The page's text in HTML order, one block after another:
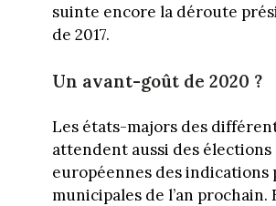
suinte encore la déroute
de 2017.
Un avant-goût de 2020 ?
Les états-majors des
attendent aussi des élections
européennes des indications
municipales de l’an prochain.